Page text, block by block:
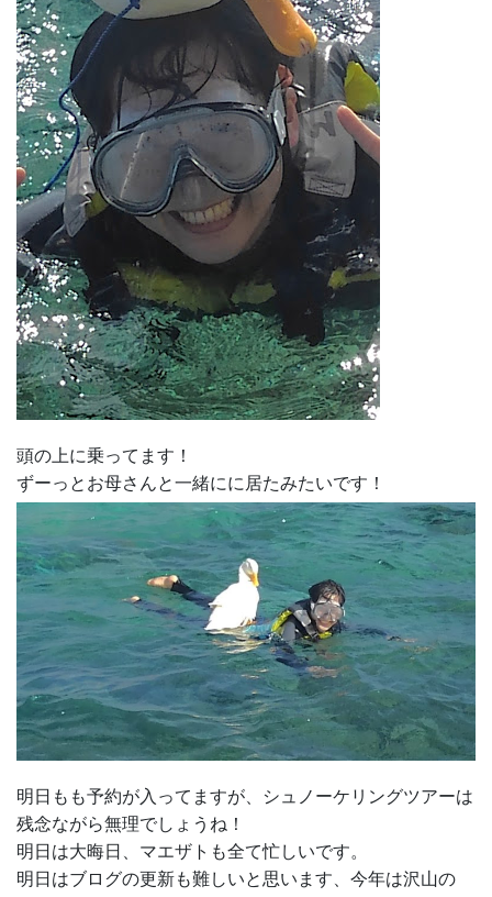
頭の上に乗ってます！
ずーっとお母さんと一緒にに居たみたいです！
明日もも予約が入ってますが、シュノーケリングツアーは
残念ながら無理でしょうね！
明日は大晦日、マエザトも全て忙しいです。
明日はブログの更新も難しいと思います、今年は沢山の